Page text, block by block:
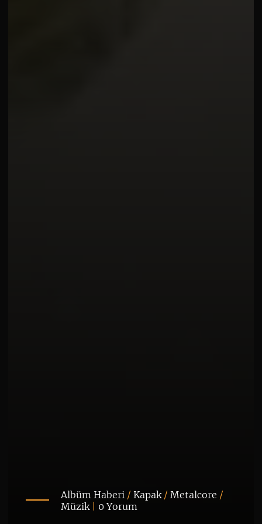
Albüm Haberi/ Kapak/ Metalcore /
Müzik| 0 Yorum